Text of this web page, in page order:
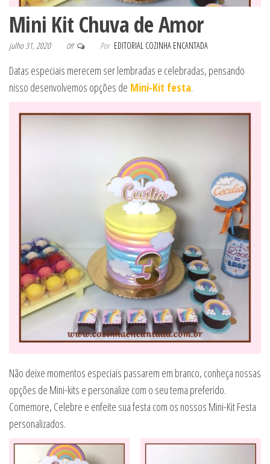
Mini Kit Chuva de Amor
julho 31, 2020 Off Por EDITORIAL COZINHA ENCANTADA
Datas especiais merecem ser lembradas e celebradas, pensando
nisso desenvolvemos opções de Mini-Kit festa.
Não deixe momentos especiais passarem em branco, conheça nossas
opções de Mini-kits e personalize com o seu tema preferido.
Comemore, Celebre e enfeite sua festa com os nossos Mini-Kit Festa
personalizados.